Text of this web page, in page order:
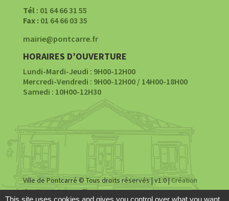
Tél: 01 64 66 31 55
Fax :01 64 66 03 35
mairie@pontcarre.fr
HORAIRES D’OUVERTURE
Lundi-Mardi-Jeudi : 9H00-12H00
Mercredi-Vendredi : 9H00-12H00 / 14H00-18H00
Samedi : 10H00-12H30
Ville de Pontcarré © Tous droits réservés | v1.0 | Création
du site par Agence Fluence
This site uses cookies and gives you control over what you want